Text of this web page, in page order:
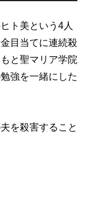
ト美という4人
目当てに連続殺
と聖マリア学院
強を一緒にした
を殺害すること